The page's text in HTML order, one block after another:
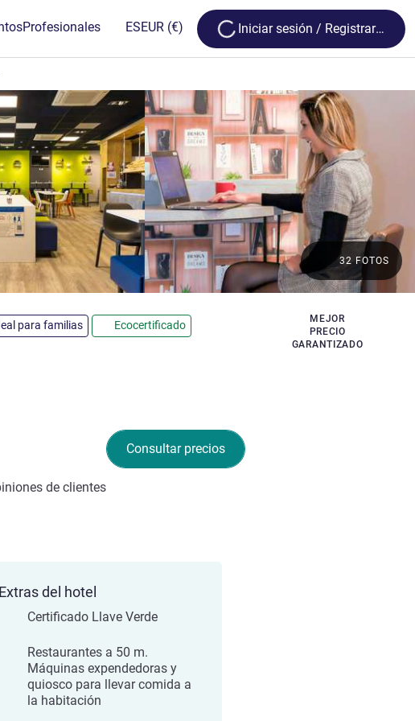
Profesionales ESEUR (€) Loading...
Iniciar sesión / Registrarse
para familias Ecocertificado
MEJOR
PRECIO
GARANTIZADO
32 FOTOS
Consultar precios
de clientes
Extras del hotel
Certificado Llave Verde
Restaurantes a 50 m.
Máquinas expendedoras y
quiosco para llevar comida a
la habitación